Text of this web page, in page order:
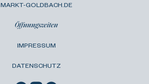
MARKT-GOLDBACH.DE
Öffnungszeiten
IMPRESSUM
DATENSCHUTZ